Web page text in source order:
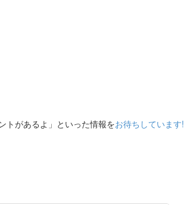
トがあるよ」といった情報をお待ちしています!